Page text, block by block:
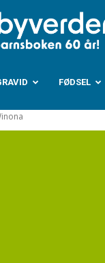
FØDSEL